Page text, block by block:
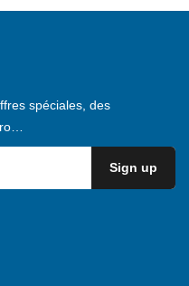
spéciales, des